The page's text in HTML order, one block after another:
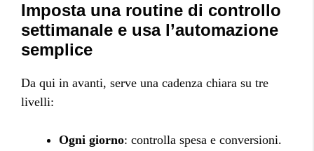
Imposta una routine di controllo
settimanale e usa l’automazione
semplice
Da qui in avanti, serve una cadenza chiara su tre
livelli:
Ogni giorno: controlla spesa e conversioni.